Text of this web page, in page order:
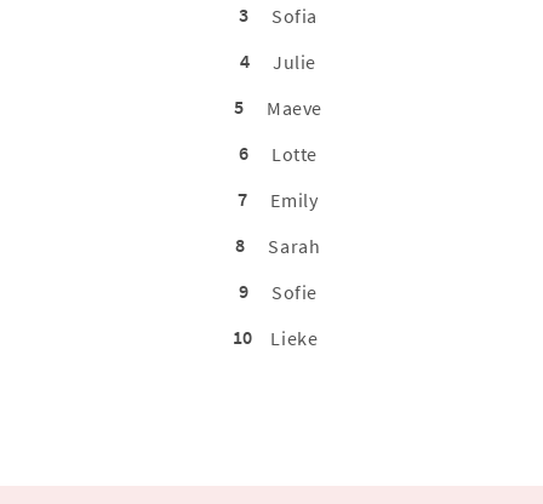
3
Sofia
4
Julie
5
Maeve
6
Lotte
7
Emily
8
Sarah
9
Sofie
10
Lieke